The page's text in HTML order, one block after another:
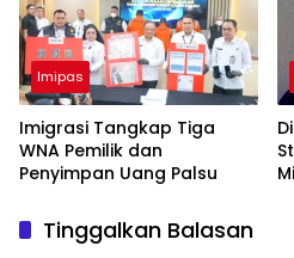
Imipas
Imigrasi Tangkap Tiga
WNA Pemilik dan
Penyimpan Uang Palsu
Tinggalkan Balasan